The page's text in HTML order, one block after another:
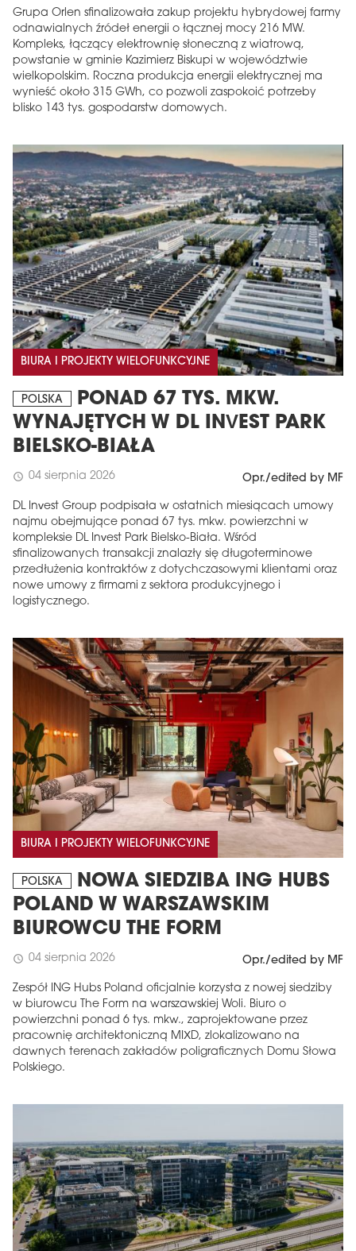
Grupa Orlen sfinalizowała zakup projektu hybrydowej farmy
odnawialnych źródeł energii o łącznej mocy 216 MW.
Kompleks, łączący elektrownię słoneczną z wiatrową,
powstanie w gminie Kazimierz Biskupi w województwie
wielkopolskim. Roczna produkcja energii elektrycznej ma
wynieść około 315 GWh, co pozwoli zaspokoić potrzeby
blisko 143 tys. gospodarstw domowych.
BIURA I PROJEKTY WIELOFUNKCYJNE
POLSKA
PONAD 67 TYS. MKW.
WYNAJĘTYCH W DL INVEST PARK
BIELSKO-BIAŁA
schedule 04 sierpnia 2026 Opr./edited by MF
DL Invest Group podpisała w ostatnich miesiącach umowy
najmu obejmujące ponad 67 tys. mkw. powierzchni w
kompleksie DL Invest Park Bielsko-Biała. Wśród
sfinalizowanych transakcji znalazły się długoterminowe
przedłużenia kontraktów z dotychczasowymi klientami oraz
nowe umowy z firmami z sektora produkcyjnego i
logistycznego.
BIURA I PROJEKTY WIELOFUNKCYJNE
POLSKA
NOWA SIEDZIBA ING HUBS
POLAND W WARSZAWSKIM
BIUROWCU THE FORM
schedule 04 sierpnia 2026 Opr./edited by MF
Zespół ING Hubs Poland oficjalnie korzysta z nowej siedziby
w biurowcu The Form na warszawskiej Woli. Biuro o
powierzchni ponad 6 tys. mkw., zaprojektowane przez
pracownię architektoniczną MIXD, zlokalizowano na
dawnych terenach zakładów poligraficznych Domu Słowa
Polskiego.